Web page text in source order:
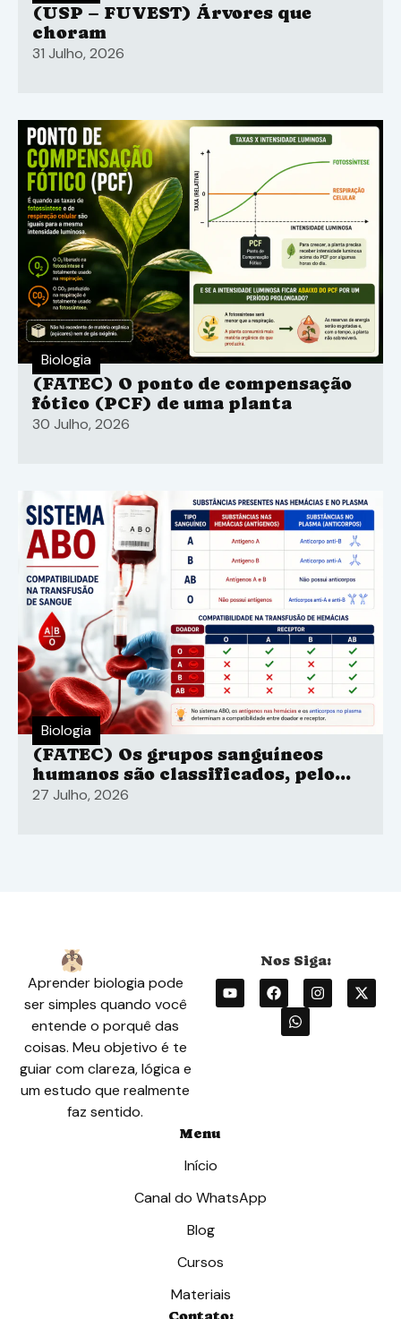
(USP – FUVEST) Árvores que
choram
31 Julho, 2026
Biologia
(FATEC) O ponto de compensação
fótico (PCF) de uma planta
30 Julho, 2026
Biologia
(FATEC) Os grupos sanguíneos
humanos são classificados, pelo
sistema ABO
27 Julho, 2026
Aprender biologia pode
ser simples quando você
entende o porquê das
coisas. Meu objetivo é te
guiar com clareza, lógica e
um estudo que realmente
faz sentido.
Menu
Início
Canal do WhatsApp
Blog
Cursos
Materiais
Contato: